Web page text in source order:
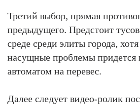
Третий выбор, прямая
предыдущего. Предстоит
среде среди элиты города,
насущные проблемы придется
автоматом на перевес.
Далее следует видео-ролик